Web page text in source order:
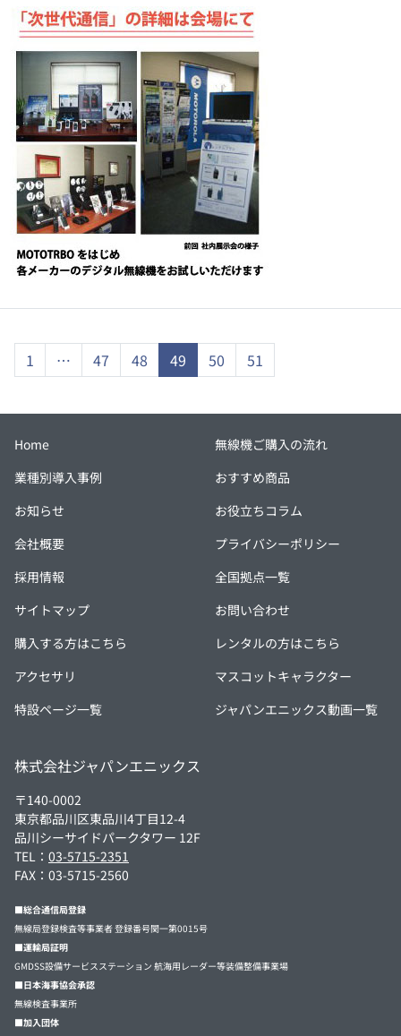
1 … 47 48 49 50 51
Home
無線機ご購入の流れ
業種別導入事例
おすすめ商品
お知らせ
お役立ちコラム
会社概要
プライバシーポリシー
採用情報
全国拠点一覧
サイトマップ
お問い合わせ
購入する方はこちら
レンタルの方はこちら
アクセサリ
マスコットキャラクター
特設ページ一覧
ジャパンエニックス動画一覧
株式会社ジャパンエニックス
〒140-0002
東京都品川区東品川4丁目12-4
品川シーサイドパークタワー 12F
TEL： 03-5715-2351
FAX：03-5715-2560
■総合通信局登録
無線局登録検査等事業者 登録番号関一第0015号
■運輸局証明
GMDSS設備サービスステーション 航海用レーダー等装備整備事業場
■日本海事協会承認
無線検査事業所
■加入団体